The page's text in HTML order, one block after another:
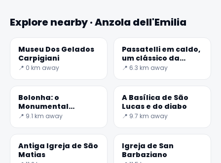
Explore nearby · Anzola dell'Emilia
Museu Dos Gelados
Carpigiani
📍 0 km away
Passatelli em caldo,
um clássico da
Emilia-Romagna
📍 6.3 km away
Bolonha: o
Monumental
Cemitério da
📍 9.1 km away
A Basílica de São
Lucas e do diabo
📍 9.7 km away
Antiga Igreja de São
Matias
Igreja de San
Barbaziano